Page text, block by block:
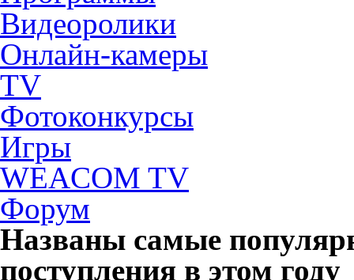
Видеоролики
Онлайн-камеры
TV
Фотоконкурсы
Игры
WEACOM TV
Форум
Названы самые
поступления в этом году